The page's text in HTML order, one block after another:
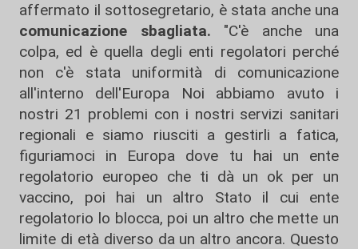
affermato il sottosegretario, è stata anche una
comunicazione sbagliata. "C'è anche una
colpa, ed è quella degli enti regolatori perché
non c'è stata uniformità di comunicazione
all'interno dell'Europa Noi abbiamo avuto i
nostri 21 problemi con i nostri servizi sanitari
regionali e siamo riusciti a gestirli a fatica,
figuriamoci in Europa dove tu hai un ente
regolatorio europeo che ti dà un ok per un
vaccino, poi hai un altro Stato il cui ente
regolatorio lo blocca, poi un altro che mette un
limite di età diverso da un altro ancora. Questo